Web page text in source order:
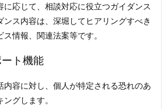
に応じて、相談対応に役立つガイダンス
ンス内容は、深堀してヒアリングすべき
情報、関連法案等です。
ト機能
内容に対し、個人が特定される恐れのあ
グします。